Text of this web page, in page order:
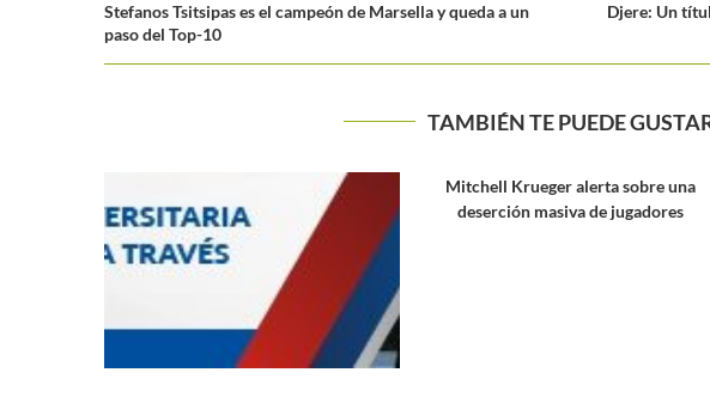
Stefanos Tsitsipas es el campeón de Marsella y queda a un
paso del Top-10
Djere: Un
TAMBIÉN TE PUEDE
Mitchell Krueger alerta sobre una
deserción masiva de jugadores
Novak Djokovic:
para llegar al nivel